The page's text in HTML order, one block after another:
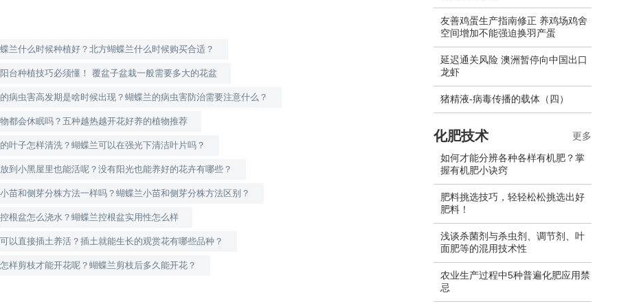
兰什么时候种植好？北方蝴蝶兰什么时候购买合适？
台种植技巧必须懂！ 覆盆子盆栽一般需要多大的花盆
病虫害高发期是啥时候出现？蝴蝶兰的病虫害防治需要注意什么？
都会休眠吗？五种越热越开花好养的植物推荐
叶子怎样清洗？蝴蝶兰可以在强光下清洁叶片吗？
到小黑屋里也能活呢？没有阳光也能养好的花卉有哪些？
苗和侧芽分株方法一样吗？蝴蝶兰小苗和侧芽分株方法区别？
根盆怎么浇水？蝴蝶兰控根盆实用性怎么样
以直接插土养活？插土就能生长的观赏花有哪些品种？
样剪枝才能开花呢？蝴蝶兰剪枝后多久能开花？
友善鸡蛋生产指南修正 养鸡场鸡舍
空间增加不能强迫换羽产蛋
延迟通关风险 澳洲暂停向中国出口
龙虾
猪精液-病毒传播的载体（四）
化肥技术
如何才能分辨各种各样有机肥？掌
握有机肥小诀窍
肥料挑选技巧，轻轻松松挑选出好
肥料！
浅谈杀菌剂与杀虫剂、调节剂、叶
面肥等的混用技术性
农业生产过程中5种普遍化肥应用禁
忌
更多